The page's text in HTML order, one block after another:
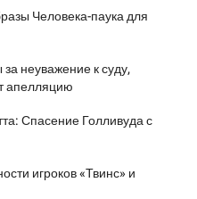
Человека-паука для
неуважение к суду,
апелляцию
Спасение Голливуда с
игроков «Твинс» и